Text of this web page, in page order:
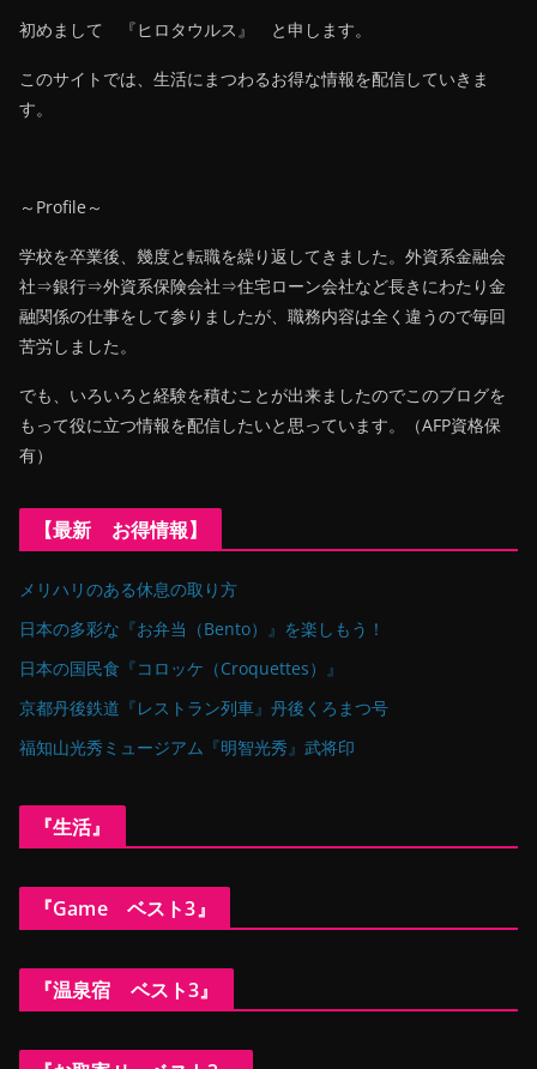
初めまして 『ヒロタウルス』 と申します。
このサイトでは、生活にまつわるお得な情報を配信していきま
す。
～Profile～
学校を卒業後、幾度と転職を繰り返してきました。外資系金融会
社⇒銀行⇒外資系保険会社⇒住宅ローン会社など長きにわたり金
融関係の仕事をして参りましたが、職務内容は全く違うので毎回
苦労しました。
でも、いろいろと経験を積むことが出来ましたのでこのブログを
もって役に立つ情報を配信したいと思っています。（AFP資格保
有）
【最新 お得情報】
メリハリのある休息の取り方
日本の多彩な『お弁当（Bento）』を楽しもう！
日本の国民食『コロッケ（Croquettes）』
京都丹後鉄道『レストラン列車』丹後くろまつ号
福知山光秀ミュージアム『明智光秀』武将印
『生活』
『Game ベスト3』
『温泉宿 ベスト3』